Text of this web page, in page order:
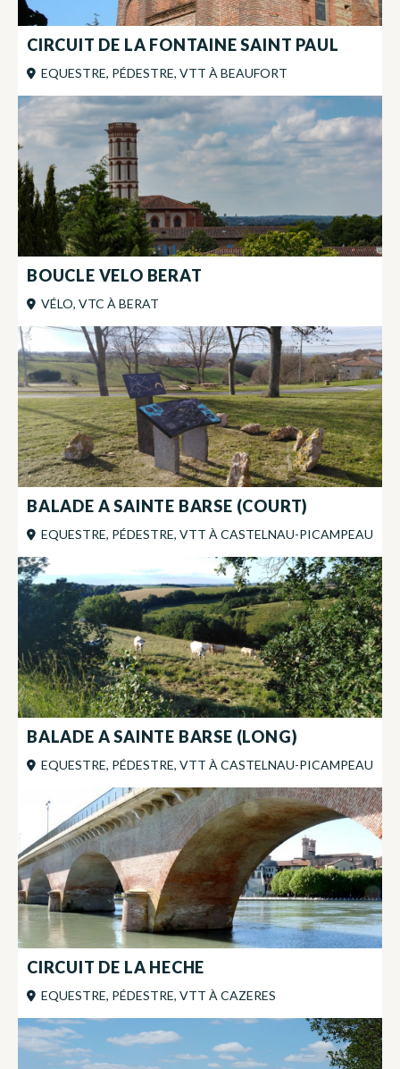
CIRCUIT DE LA FONTAINE SAINT PAUL
EQUESTRE, PÉDESTRE, VTT À BEAUFORT
BOUCLE VELO BERAT
VÉLO, VTC À BERAT
BALADE A SAINTE BARSE (COURT)
EQUESTRE, PÉDESTRE, VTT À CASTELNAU-PICAMPEAU
BALADE A SAINTE BARSE (LONG)
EQUESTRE, PÉDESTRE, VTT À CASTELNAU-PICAMPEAU
CIRCUIT DE LA HECHE
EQUESTRE, PÉDESTRE, VTT À CAZERES